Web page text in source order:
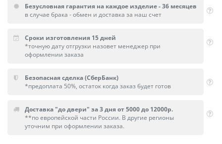
Безусловная гарантия на каждое изделие - 36 месяцев
в случае брака - обмен и доставка за наш счет
Сроки изготовления 15 дней
*точную дату отгрузки назовет менеджер при
оформлении заказа
Безопасная сделка (СберБанк)
*предоплата 50%, остаток когда заказ будет готов
Доставка "до двери" за 3 дня от 5000 до 12000р.
**по европейской части России. В другие регионы
уточним при оформлении заказа.